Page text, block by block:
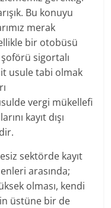
Bu konuyu
merak
bir otobüsü
sigortalı
usule tabi olmak
vergi mükellefi
kayıt dışı
sektörde kayıt
arasında;
olması, kendi
üstüne bir de